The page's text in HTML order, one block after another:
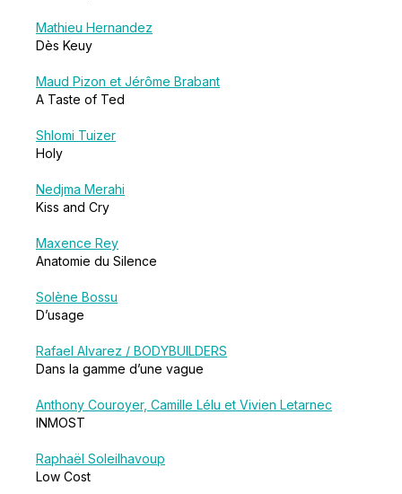
Mathieu Hernandez
Dès Keuy
Maud Pizon et Jérôme Brabant
A Taste of Ted
Shlomi Tuizer
Holy
Nedjma Merahi
Kiss and Cry
Maxence Rey
Anatomie du Silence
Solène Bossu
D’usage
Rafael Alvarez / BODYBUILDERS
Dans la gamme d’une vague
Anthony Couroyer, Camille Lélu et Vivien Letarnec
INMOST
Raphaël Soleilhavoup
Low Cost